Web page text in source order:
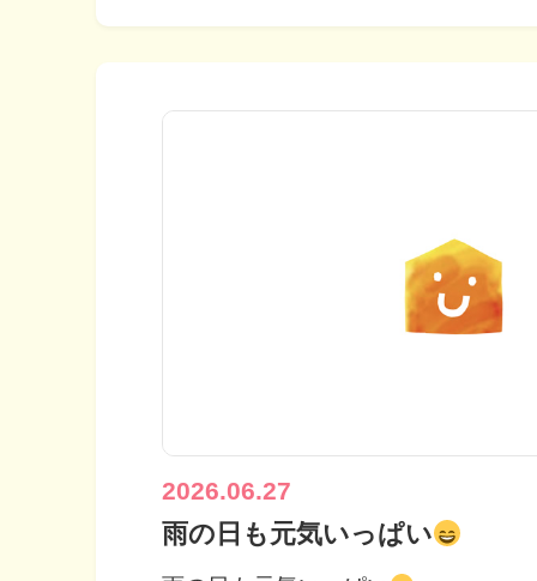
2026.06.27
雨の日も元気いっぱい